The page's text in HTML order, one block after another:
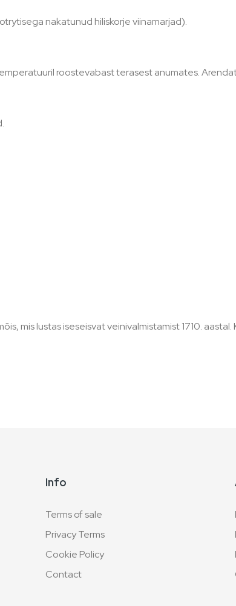
nakatunud hiliskorje viinamarjad).
roostevabast terasest anumates.
mis lustas iseseisvat veinivalmistamist 1710.
Info
Terms of sale
Privacy Terms
Cookie Policy
Contact